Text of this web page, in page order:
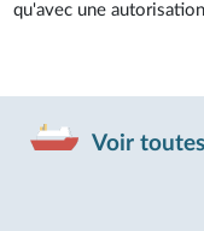
qu'avec une
Voir